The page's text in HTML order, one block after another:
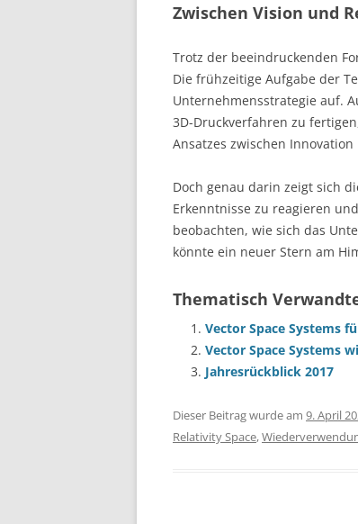
Zwischen Vision und
Trotz der beeindruckenden
Die frühzeitige Aufgabe der
Unternehmensstrategie auf.
3D-Druckverfahren zu
Ansatzes zwischen
Doch genau darin zeigt sich
Erkenntnisse zu reagieren
beobachten, wie sich das
könnte ein neuer Stern am
Thematisch
Vector Space Systems
Vector Space Systems
Jahresrückblick 2017
Dieser Beitrag wurde am 9. April
Relativity Space,